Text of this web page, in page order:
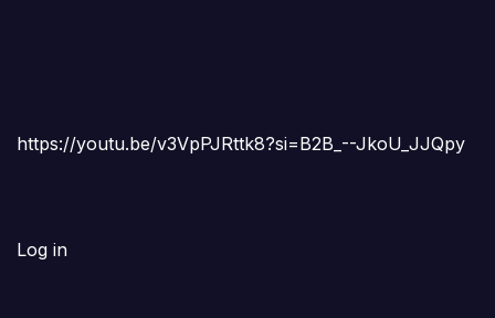
https://youtu.be/v3VpPJRttk8?si=B2B_--JkoU_JJQpy
Log in